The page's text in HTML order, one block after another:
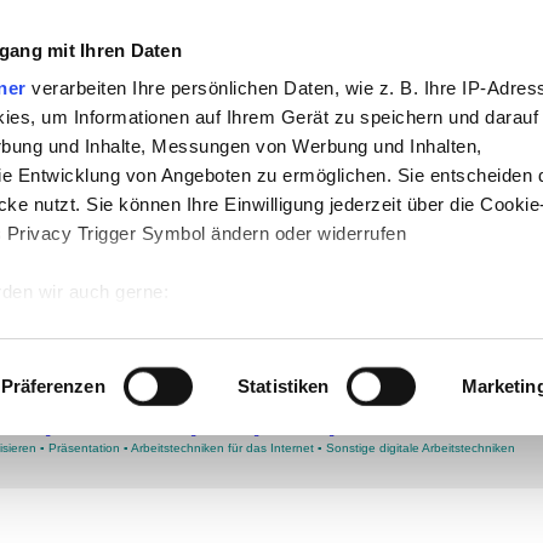
mit Ihren Daten
verarbeiten Ihre persönlichen Daten, wie z. B. Ihre IP-
um Informationen auf Ihrem Gerät zu speichern und
und Inhalte, Messungen von Werbung und Inhalten,
Entwicklung von Angeboten zu ermöglichen. Sie entscheiden
nutzt. Sie können Ihre Einwilligung jederzeit über die
Trigger Symbol ändern oder widerrufen
wir auch gerne:
Scannen nach bestimmten Merkmalen (Fingerprinting)
wie Ihre persönlichen Daten verarbeitet werden, und legen Sie
fest.
Präferenzen Statistiken
-Geschichte-Politik -Pädagogik-
-Projekte-So navigiert man auf
und Objekte annotieren
bearbeiten und
Kreative Arbeitstechniken ▪Teamarbeit ARBEIT MIT PORTFOLIOS
●MIT DIGITALEN DOKUMENTEN ARBEITEN▪Überblick ●DIGITALE DOKUMENTE UND
▪ Präsentation ▪ Arbeitstechniken für das Internet ▪ Sonstige digitale Arbeitstechniken